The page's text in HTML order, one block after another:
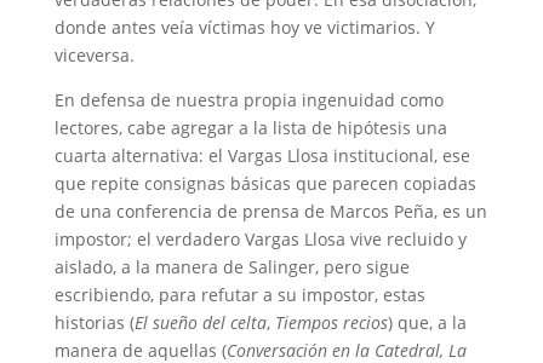
donde antes veía víctimas hoy ve victimarios. Y
viceversa.
En defensa de nuestra propia ingenuidad como
lectores, cabe agregar a la lista de hipótesis una
cuarta alternativa: el Vargas Llosa institucional, ese
que repite consignas básicas que parecen copiadas
de una conferencia de prensa de Marcos Peña, es un
impostor; el verdadero Vargas Llosa vive recluido y
aislado, a la manera de Salinger, pero sigue
escribiendo, para refutar a su impostor, estas
historias (El sueño del celta, Tiempos recios) que, a la
manera de aquellas (Conversación en la Catedral, La